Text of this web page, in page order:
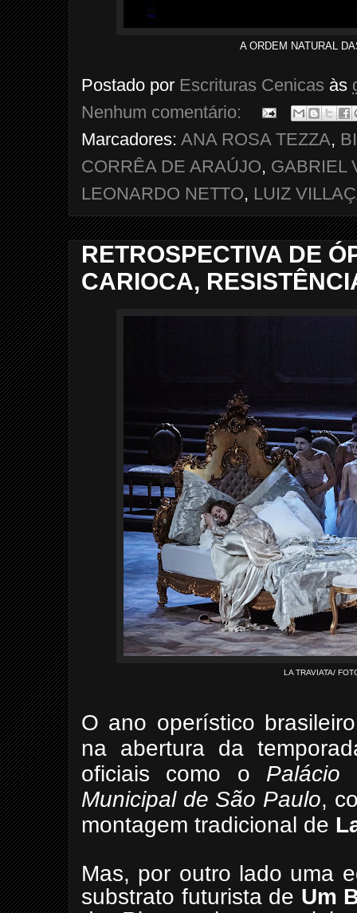
A ORDEM NATURAL
Postado por Escrituras Cenicas às
Nenhum comentário:
Marcadores: ANA ROSA TEZZA,
CORRÊA DE ARAÚJO, GABRIEL
LEONARDO NETTO, LUIZ
RETROSPECTIVA DE
CARIOCA,
LA TRAVIATA/
O ano operístico
na abertura da
oficiais como o
Municipal de São Paulo,
montagem tradicional de
Mas, por outro lado uma
substrato futurista de Um